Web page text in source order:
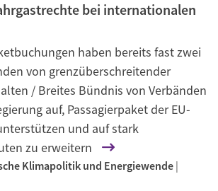
bei internationalen
haben bereits fast zwei
von grenzüberschreitender
/ Breites Bündnis von Verbänden
auf, Passagierpaket der EU-
und auf stark
zu erweitern
Klimapolitik und Energiewende |